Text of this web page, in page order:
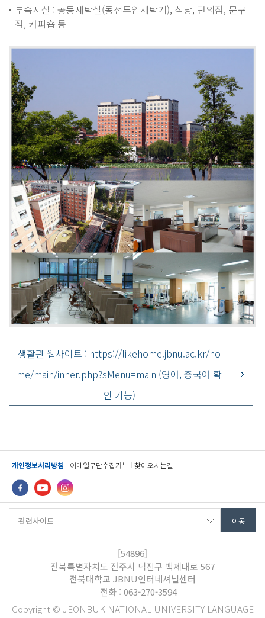
부속시설 : 공동세탁실(동전투입세탁기), 식당, 편의점, 문구
점, 커피숍 등
생활관 웹사이트 : https://likehome.jbnu.ac.kr/ho
me/main/inner.php?sMenu=main (영어, 중국어 확
인 가능)
개인정보처리방침 이메일무단수집거부 찾아오시는길
[54896]
전북특별자치도 전주시 덕진구 백제대로 567
전북대학교 JBNU인터네셔널센터
전화 : 063-270-3594
Copyright © JEONBUK NATIONAL UNIVERSITY LANGUAGE